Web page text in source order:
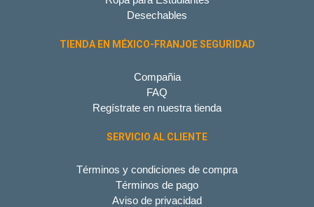
Desechables
TIENDA EN MÉXICO-FRANJOE SEGURIDAD
Compañia
FAQ
Regístrate en nuestra tienda
SERVICIO AL CLIENTE
Términos y condiciones de compra
Términos de pago
Aviso de privacidad